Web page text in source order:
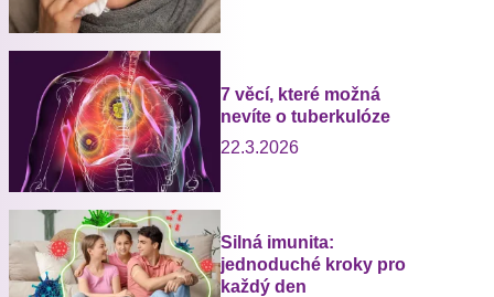
7 věcí, které možná
nevíte o tuberkulóze
22.3.2026
Silná imunita:
jednoduché kroky pro
každý den